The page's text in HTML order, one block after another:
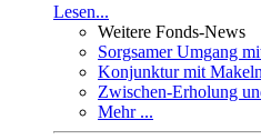
Lesen...
Weitere Fonds-News
Sorgsamer Umgang
Konjunktur mit
Zwischen-Erholung
Mehr ...